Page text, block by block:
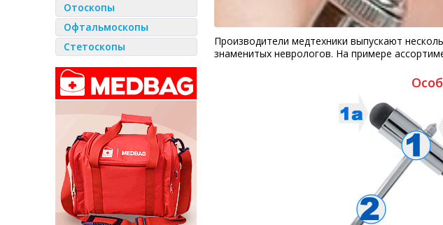
Отоскопы
Офтальмоскопы
Стетоскопы
Производители медтехники выпускают
знаменитых неврологов. На примере